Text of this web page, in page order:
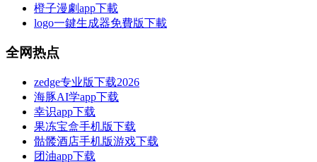
橙子漫劇app下載
logo一鍵生成器免費版下載
全网热点
zedge专业版下载2026
海豚AI学app下载
幸识app下载
果冻宝盒手机版下载
骷髅酒店手机版游戏下载
团油app下载